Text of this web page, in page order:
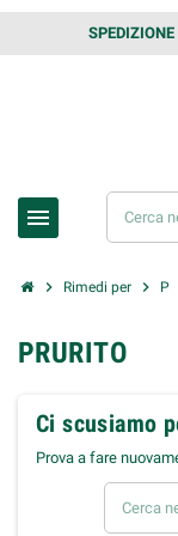
menu
chevron_right Rimedi per chevron_right P
PRURITO
Ci scusiamo
Prova a fare